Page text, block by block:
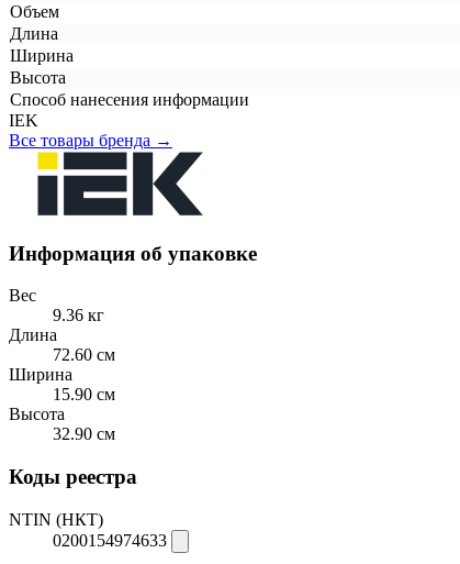
Объем
Длина
Ширина
Высота
Способ нанесения информации
IEK
Все товары бренда →
Информация об упаковке
Вес
9.36 кг
Длина
72.60 см
Ширина
15.90 см
Высота
32.90 см
Коды реестра
NTIN (НКТ)
0200154974633